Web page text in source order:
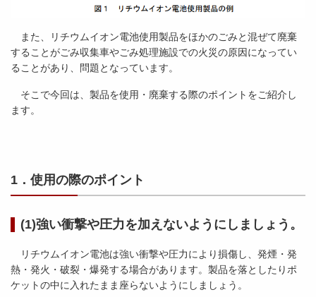
また、リチウムイオン電池使用製品をほかのごみと混ぜて廃棄
することがごみ収集車やごみ処理施設での火災の原因になってい
ることがあり、問題となっています。
そこで今回は、製品を使用・廃棄する際のポイントをご紹介し
ます。
1．使用の際のポイント
(1)強い衝撃や圧力を加えないようにしましょう。
リチウムイオン電池は強い衝撃や圧力により損傷し、発煙・発
熱・発火・破裂・爆発する場合があります。製品を落としたりポ
ケットの中に入れたまま座らないようにしましょう。